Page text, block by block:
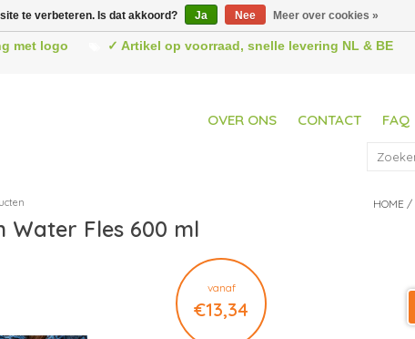
met logo
✓ Artikel op voorraad, snelle levering NL & BE
OVER ONS CONTACT FAQ
Water Fles 600 ml
HOME /
vanaf
€13,34
te verbeteren. Is dat akkoord? Ja Nee Meer over cookies »